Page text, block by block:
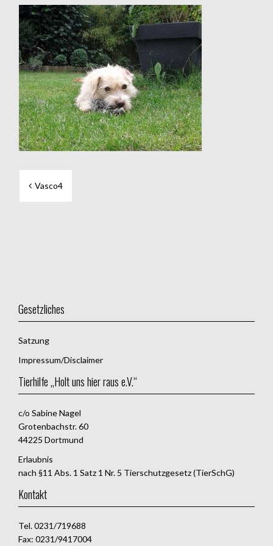
Beitragsnavigation
Vasco4
Gesetzliches
Satzung
Impressum/Disclaimer
Tierhilfe „Holt uns hier raus e.V.“
c/o Sabine Nagel
Grotenbachstr. 60
44225 Dortmund
Erlaubnis
nach §11 Abs. 1 Satz 1 Nr. 5 Tierschutzgesetz (TierSchG)
Kontakt
Tel. 0231/719688
Fax: 0231/9417004